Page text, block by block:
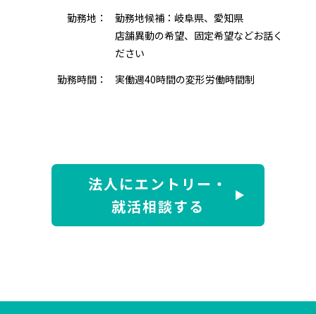
勤務地：
勤務地候補：岐阜県、愛知県
店舗異動の希望、固定希望などお話く
ださい
勤務時間：
実働週40時間の変形労働時間制
法人にエントリー・
就活相談する